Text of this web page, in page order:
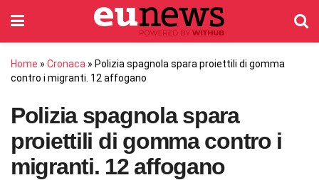
Home » Cronaca » Polizia spagnola spara proiettili di gomma
contro i migranti. 12 affogano
Polizia spagnola spara
proiettili di gomma contro i
migranti. 12 affogano